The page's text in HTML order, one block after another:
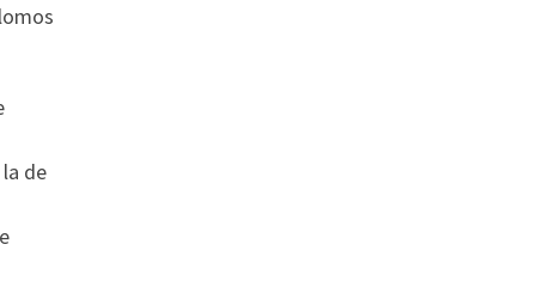
de